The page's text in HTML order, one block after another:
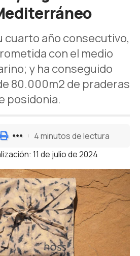
cuarto año consecutivo,
con el medio
y ha conseguido
80.000m2 de praderas
posidonia.
11 de julio de 2024
4 minutos de lectura